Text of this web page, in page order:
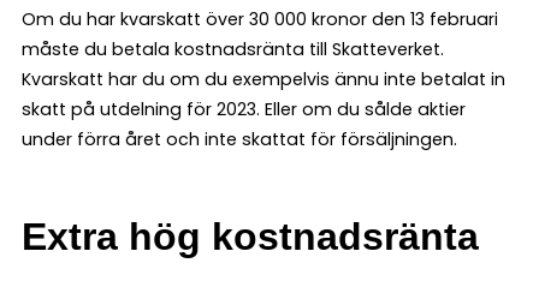
Om du har kvarskatt över 30 000 kronor den 13 februari
måste du betala kostnadsränta till Skatteverket.
Kvarskatt har du om du exempelvis ännu inte betalat in
skatt på utdelning för 2023. Eller om du sålde aktier
under förra året och inte skattat för försäljningen.
Extra hög kostnadsränta